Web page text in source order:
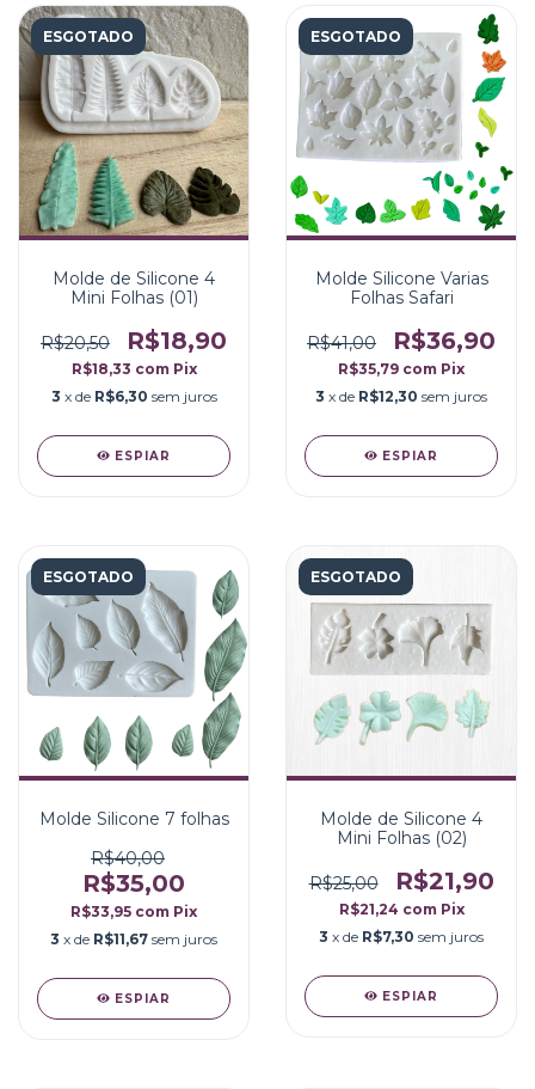
ESGOTADO
Molde de Silicone 4
Mini Folhas (01)
R$20,50 R$18,90
R$18,33 com Pix
3 x de R$6,30 sem juros
ESPIAR
ESGOTADO
Molde Silicone Varias
Folhas Safari
R$41,00 R$36,90
R$35,79 com Pix
3 x de R$12,30 sem juros
ESPIAR
ESGOTADO
Molde Silicone 7 folhas
R$40,00
R$35,00
R$33,95 com Pix
3 x de R$11,67 sem juros
ESPIAR
ESGOTADO
Molde de Silicone 4
Mini Folhas (02)
R$25,00 R$21,90
R$21,24 com Pix
3 x de R$7,30 sem juros
ESPIAR